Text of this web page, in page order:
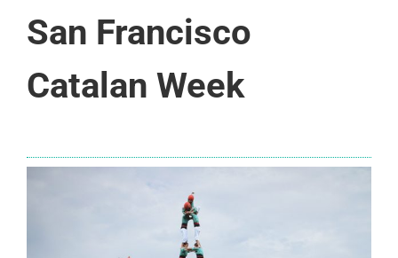
San Francisco
Catalan Week